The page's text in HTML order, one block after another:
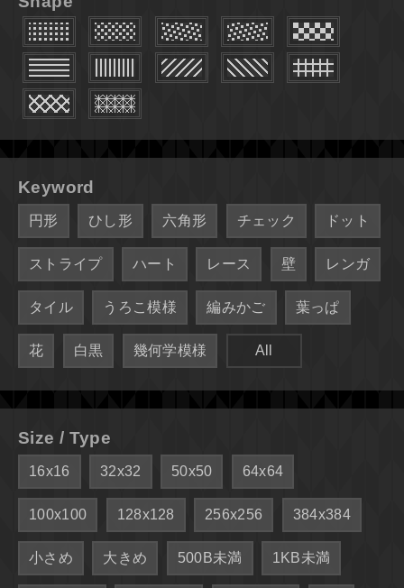
Keyword
円形 ひし形 六角形 チェック ドット
ストライプ ハート レース 壁 レンガ
タイル うろこ模様 編みかご 葉っぱ
花 白黒 幾何学模様 All
Size / Type
16x16 32x32 50x50 64x64
100x100 128x128 256x256 384x384
小さめ 大きめ 500B未満 1KB未満